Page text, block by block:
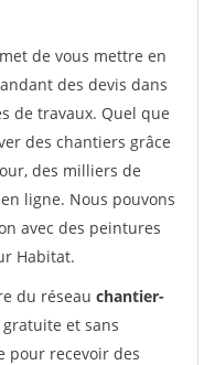
de vous mettre en
des devis dans
de travaux. Quel que
des chantiers grâce
des milliers de
ligne. Nous pouvons
avec des peintures
Habitat.
du réseau chantier-
et sans
pour recevoir des